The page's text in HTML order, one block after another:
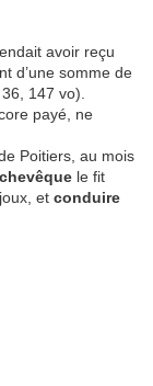
avoir reçu
d’une somme de
147 vo).
payé, ne
Poitiers, au mois
le fit
et conduire